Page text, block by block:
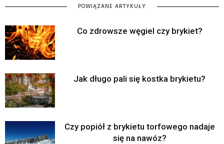
POWIĄZANE ARTYKUŁY
Co zdrowsze węgiel czy brykiet?
Jak długo pali się kostka brykietu?
Czy popiół z brykietu torfowego nadaje
się na nawóz?